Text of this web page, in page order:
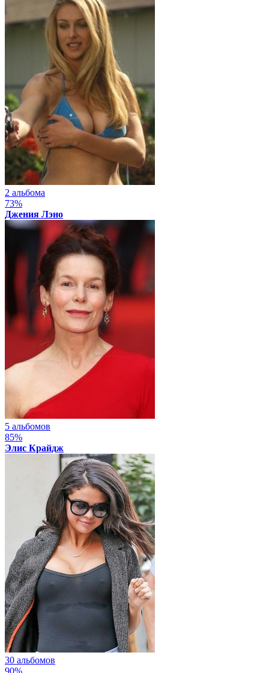
2 альбома
73%
Джения Лэно
5 альбомов
85%
Элис Крайдж
30 альбомов
90%